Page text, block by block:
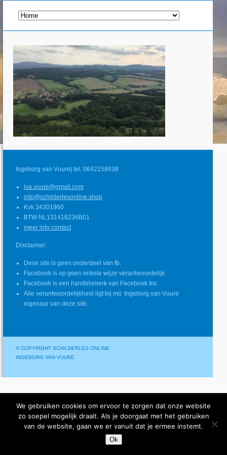
Ingeborg van Vuure| tel: 0642158638
iva.vuure@gmail.com
info@schilderlesonline.shop
Kvk 34301960
BTW NL131416236B01
meer info contact
Disclaimer:
Dese site is geen onderdeel van fb.
Facebook is op geen enkele wijze verantwoordelijk.
Facebook is een handelsmerk van Facebook Inc.
Alle verantwoordelijkheid ligt bij mij: Ingeborg van Vuure
eigenaar van deze site.
© COPYRIGHT SCHILDERLES ONLINE
INGEBORG VAN VUURE
We gebruiken cookies om ervoor te zorgen dat onze website
zo soepel mogelijk draait. Als je doorgaat met het gebruiken
van de website, gaan we er vanuit dat je ermee instemt.
Ok